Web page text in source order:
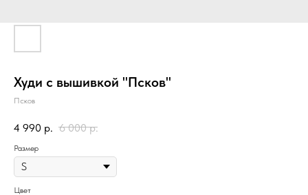
Худи с вышивкой "Псков"
Псков
4 990 р. 6 000 р.
Размер
Цвет